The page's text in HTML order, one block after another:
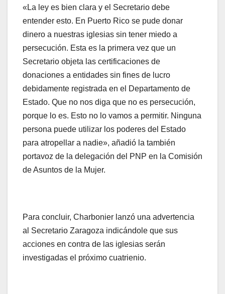
«La ley es bien clara y el Secretario debe
entender esto. En Puerto Rico se pude donar
dinero a nuestras iglesias sin tener miedo a
persecución. Esta es la primera vez que un
Secretario objeta las certificaciones de
donaciones a entidades sin fines de lucro
debidamente registrada en el Departamento de
Estado. Que no nos diga que no es persecución,
porque lo es. Esto no lo vamos a permitir. Ninguna
persona puede utilizar los poderes del Estado
para atropellar a nadie», añadió la también
portavoz de la delegación del PNP en la Comisión
de Asuntos de la Mujer.
Para concluir, Charbonier lanzó una advertencia
al Secretario Zaragoza indicándole que sus
acciones en contra de las iglesias serán
investigadas el próximo cuatrienio.